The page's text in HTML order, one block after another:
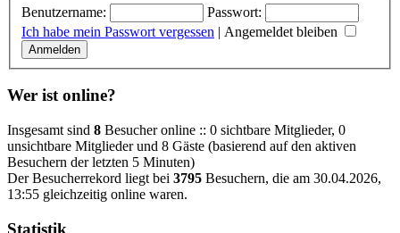
Benutzername:
Passwort:
Ich habe mein Passwort vergessen | Angemeldet bleiben
Wer ist online?
Insgesamt sind 8 Besucher online :: 0 sichtbare Mitglieder, 0
unsichtbare Mitglieder und 8 Gäste (basierend auf den aktiven
Besuchern der letzten 5 Minuten)
Der Besucherrekord liegt bei 3795 Besuchern, die am 30.04.2026,
13:55 gleichzeitig online waren.
Statistik